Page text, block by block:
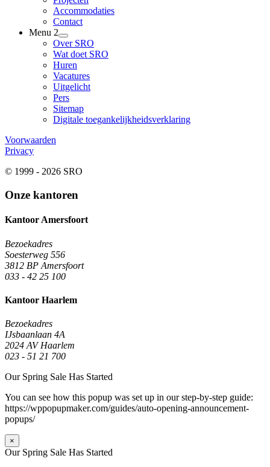
Accommodaties
Contact
Menu 2
Over SRO
Wat doet SRO
Huren
Vacatures
Uitgelicht
Pers
Sitemap
Digitale toegankelijkheidsverklaring
Voorwaarden
Privacy
© 1999 - 2026 SRO
Onze kantoren
Kantoor Amersfoort
Bezoekadres
Soesterweg 556
3812 BP Amersfoort
033 - 42 25 100
Kantoor Haarlem
Bezoekadres
IJsbaanlaan 4A
2024 AV Haarlem
023 - 51 21 700
Our Spring Sale Has Started
You can see how this popup was set up in our step-by-step guide:
https://wppopupmaker.com/guides/auto-opening-announcement-
popups/
×
Our Spring Sale Has Started